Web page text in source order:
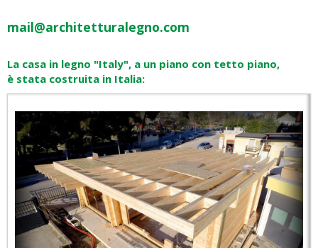
mail@architetturalegno.com
La casa in legno "Italy", a un piano con tetto piano,
è stata costruita in Italia: